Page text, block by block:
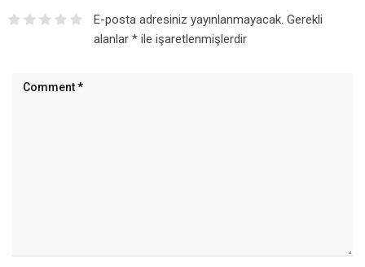
E-posta adresiniz yayınlanmayacak. Gerekli
alanlar *ile işaretlenmişlerdir